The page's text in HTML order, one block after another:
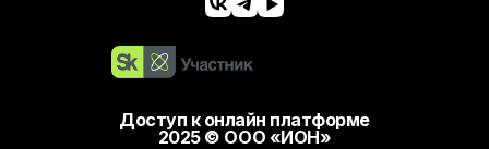
Доступ к онлайн платформе
2025 © ООО «ИОН»